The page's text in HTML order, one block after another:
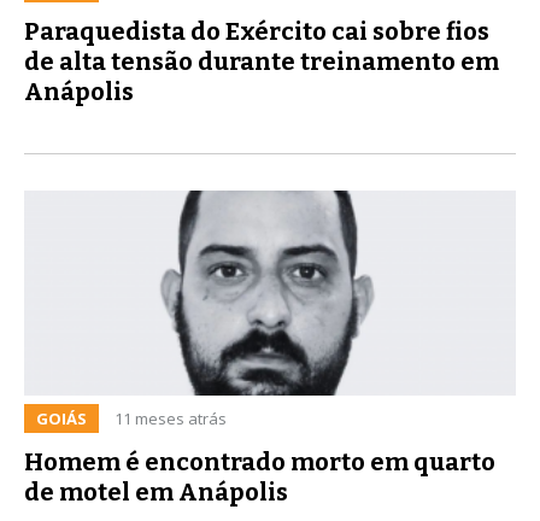
Paraquedista do Exército cai sobre fios
de alta tensão durante treinamento em
Anápolis
GOIÁS 11 meses atrás
Homem é encontrado morto em quarto
de motel em Anápolis